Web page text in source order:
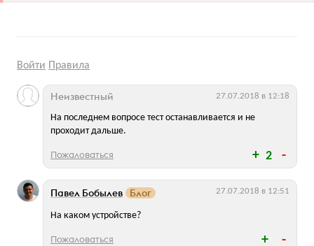
Войти Правила
2
На последнем вопросе тест останавливается и не
проходит дальше.
Неизвестный 27.07.2018 в 12:18
Пожаловаться
На каком устройстве?
Павел Бобылев Блог 27.07.2018 в 12:51
Пожаловаться